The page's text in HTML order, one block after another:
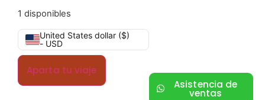
1 disponibles
United States dollar ($)
- USD
Aparta tu viaje
Asistencia de
ventas